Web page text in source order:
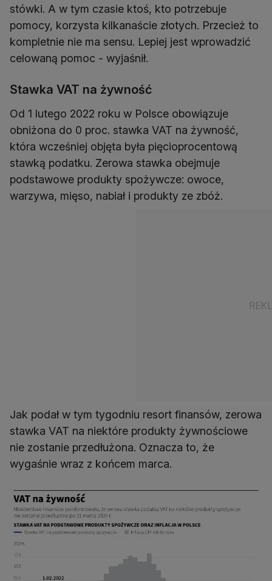
stówki. A w tym czasie ktoś, kto potrzebuje
pomocy, korzysta kilkanaście złotych. Przecież to
kompletnie nie ma sensu. Lepiej jest wprowadzić
celowaną pomoc - wyjaśnił.
Stawka VAT na żywność
Od 1 lutego 2022 roku w Polsce obowiązuje
obniżona do 0 proc. stawka VAT na żywność,
która wcześniej objęta była pięcioprocentową
stawką podatku. Zerowa stawka obejmuje
podstawowe produkty spożywcze: owoce,
warzywa, mięso, nabiał i produkty ze zbóż.
Jak podał w tym tygodniu resort finansów, zerowa
stawka VAT na niektóre produkty żywnościowe
nie zostanie przedłużona. Oznacza to, że
wygaśnie wraz z końcem marca.